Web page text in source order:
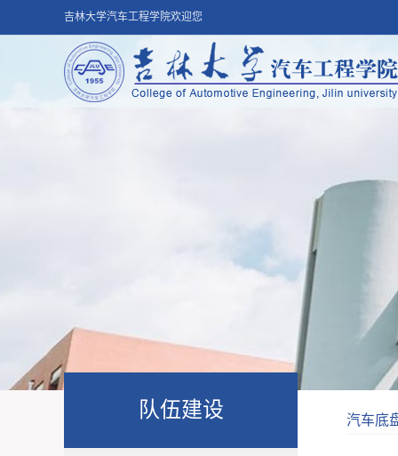
吉林大学汽车工程学院欢迎您
队伍建设 汽车底